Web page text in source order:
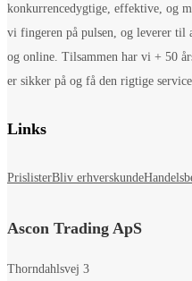
konkurrencedygtige, effektive, og
vi fingeren på pulsen, og leverer til
og online. Tilsammen har vi + 50
er sikker på og få den rigtige service.
Links
PrislisterBliv erhverskunde
Ascon Trading ApS
Thorndahlsvej 3